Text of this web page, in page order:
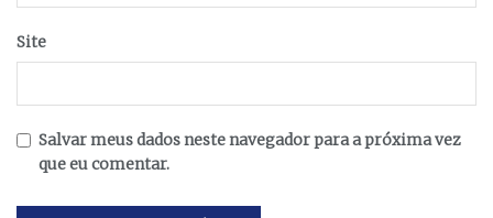
Site
Salvar meus dados neste navegador para a próxima vez
que eu comentar.